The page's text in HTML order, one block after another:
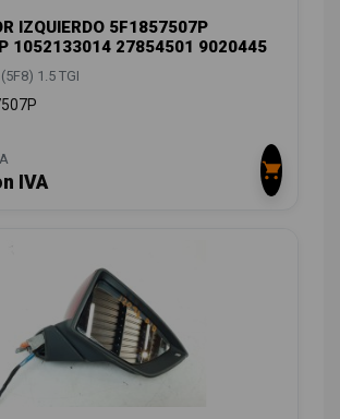
IZQUIERDO 5F1857507P
1052133014 27854501 9020445
1.5 TGI
IVA